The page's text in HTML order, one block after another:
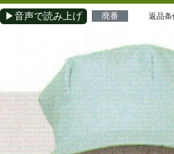
▶音声で読み上げ 廃番 返品条